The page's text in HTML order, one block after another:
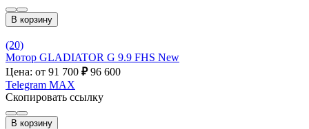
В корзину
(20)
Мотор GLADIATOR G 9.9 FHS New
Цена: от 91 700 ₽ 96 600
Telegram MAX
Скопировать ссылку
В корзину